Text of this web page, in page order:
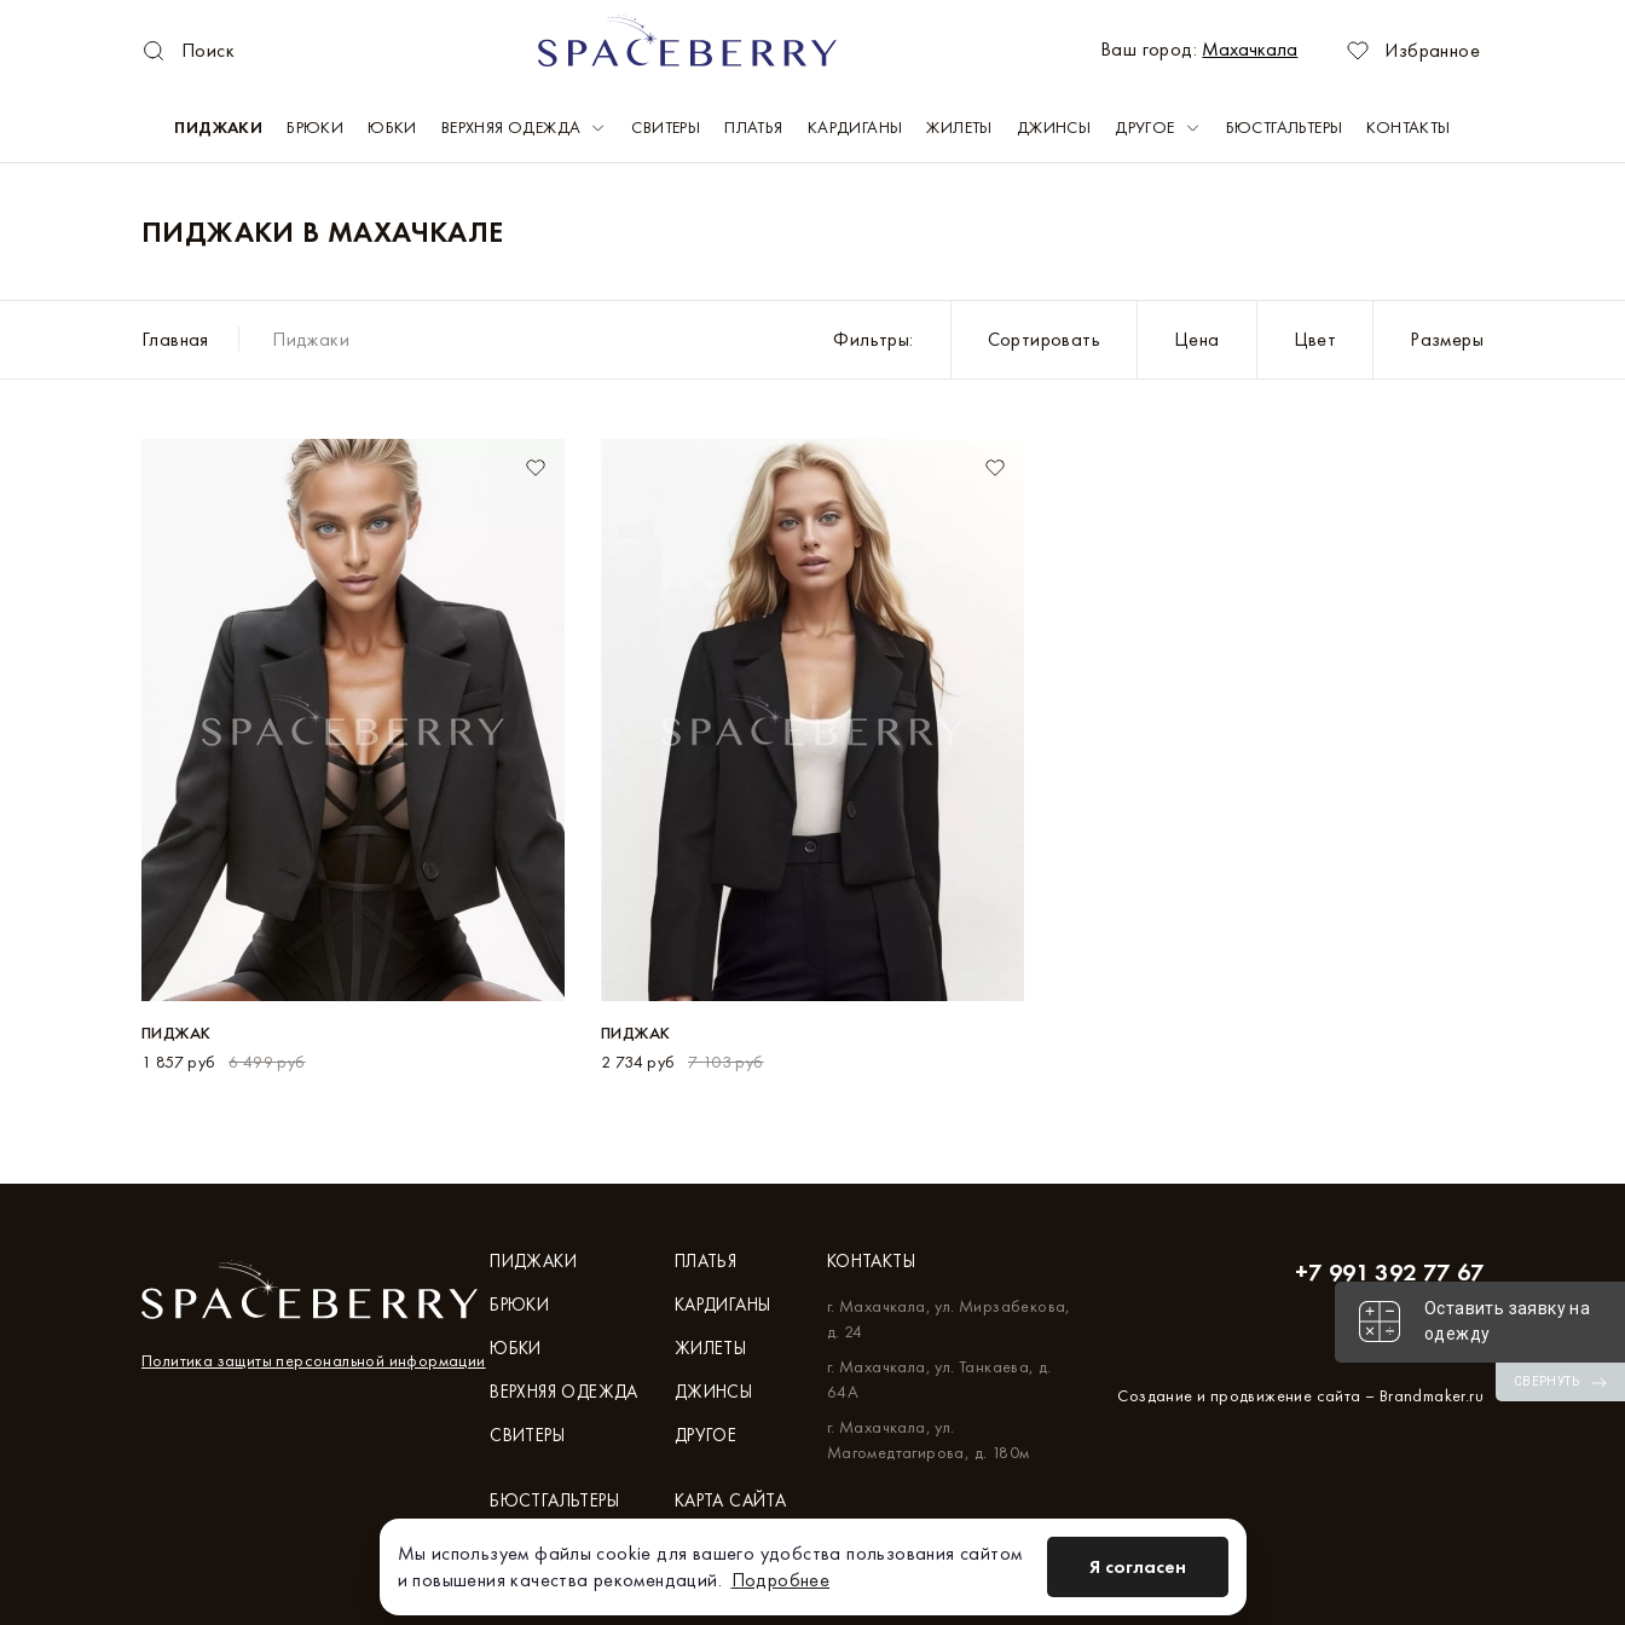
Поиск Ваш город: Махачкала Избранное
ПИДЖАКИ БРЮКИ ЮБКИ ВЕРХНЯЯ ОДЕЖДА СВИТЕРЫ ПЛАТЬЯ КАРДИГАНЫ ЖИЛЕТЫ ДЖИНСЫ ДРУГОЕ БЮСТГАЛЬТЕРЫ КОНТАКТЫ
ПИДЖАКИ В МАХАЧКАЛЕ
Главная Пиджаки Фильтры: Сортировать Цена Цвет Размеры
ПИДЖАК
1 857 руб
6 499 руб
ПИДЖАК
2 734 руб
7 103 руб
Политика защиты персональной информации
ПИДЖАКИ
БРЮКИ
ЮБКИ
ВЕРХНЯЯ ОДЕЖДА
СВИТЕРЫ
ПЛАТЬЯ
КАРДИГАНЫ
ЖИЛЕТЫ
ДЖИНСЫ
ДРУГОЕ
БЮСТГАЛЬТЕРЫ
КАРТА САЙТА
ГАРАНТИЯ
КОНТАКТЫ
г. Махачкала, ул. Мирзабекова,
д. 24
г. Махачкала, ул. Танкаева, д.
64А
г. Махачкала, ул.
Магомедтагирова, д. 180м
+7 991 392 77 67
Создание и продвижение сайта – Brandmaker.ru
Санкт-Петербург
Балашиха
Барнаул
Волгоград
Воронеж
Екатеринбург
Ижевск
Иркутск
Кемерово
Краснодар
Красноярск
Пермь
Ростов-на-Дону
Самара
Мы используем файлы cookie для вашего удобства пользования сайтом
и повышения качества рекомендаций. Подробнее
Я согласен
Оставить заявку на
одежду
СВЕРНУТЬ